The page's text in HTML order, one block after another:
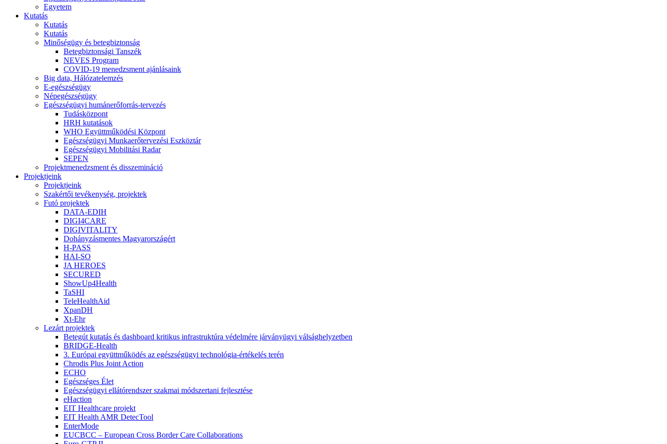
Egyetem
Kutatás
Kutatás
Kutatás
Minőségügy és betegbiztonság
Betegbiztonsági Tanszék
NEVES Program
COVID-19 menedzsment ajánlásaink
Big data, Hálózatelemzés
E-egészségügy
Népegészségügy
Egészségügyi humánerőforrás-tervezés
Tudásközpont
HRH kutatások
WHO Együttműködési Központ
Egészségügyi Munkaerőtervezési Eszköztár
Egészségügyi Mobilitási Radar
SEPEN
Projektmenedzsment és disszemináció
Projektjeink
Projektjeink
Szakértői tevékenység, projektek
Futó projektek
DATA-EDIH
DIGI4CARE
DIGIVITALITY
Dohányzásmentes Magyarországért
H-PASS
HAI-SO
JA HEROES
SECURED
ShowUp4Health
TaSHI
TeleHealthAid
XpanDH
Xt-Ehr
Lezárt projektek
Betegút kutatás és dashboard kritikus infrastruktúra védelmére járványügyi válsághelyzetben
BRIDGE-Health
3. Európai együttműködés az egészségügyi technológia-értékelés terén
Chrodis Plus Joint Action
ECHO
Egészséges Élet
Egészségügyi ellátórendszer szakmai módszertani fejlesztése
eHaction
EIT Healthcare projekt
EIT Health AMR DetecTool
EnterMode
EUCBCC – European Cross Border Care Collaborations